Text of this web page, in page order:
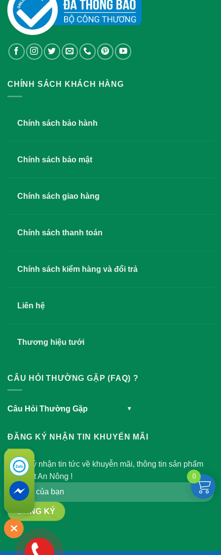
CHÍNH SÁCH KHÁCH HÀNG
Chính sách bảo hành
Chính sách bảo mật
Chính sách giao hàng
Chính sách thanh toán
Chính sách kiểm hàng và đổi trả
Liên hệ
Thương hiệu tưới
CÂU HỎI THƯỜNG GẶP (FAQ) ?
Câu Hỏi Thường Gặp ▾
ĐĂNG KÝ NHẬN TIN KHUYẾN MÃI
Đăng ký nhận tin tức về khuyễn mãi, thông tin sản phẩm
của Việt An Nông !
0